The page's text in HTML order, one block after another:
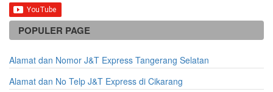
POPULER PAGE
Alamat dan Nomor J&T Express Tangerang Selatan
Alamat dan No Telp J&T Express di Cikarang